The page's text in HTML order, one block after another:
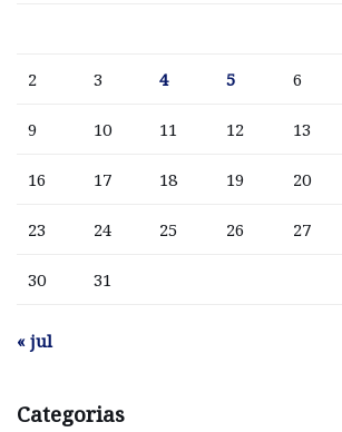
2 3 4 5 6
9 10 11 12 13
16 17 18 19 20
23 24 25 26 27
30 31
« jul
Categorias